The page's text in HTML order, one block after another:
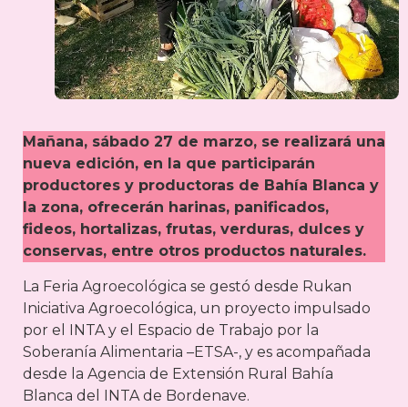
Mañana, sábado 27 de marzo, se realizará una
nueva edición, en la que participarán
productores y productoras de Bahía Blanca y
la zona, ofrecerán harinas, panificados,
fideos, hortalizas, frutas, verduras, dulces y
conservas, entre otros productos naturales.
La Feria Agroecológica se gestó desde Rukan
Iniciativa Agroecológica, un proyecto impulsado
por el INTA y el Espacio de Trabajo por la
Soberanía Alimentaria –ETSA-, y es acompañada
desde la Agencia de Extensión Rural Bahía
Blanca del INTA de Bordenave.